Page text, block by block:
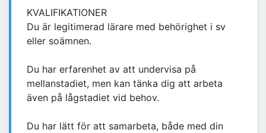
KVALIFIKATIONER
Du är legitimerad lärare med behörighet i sv
eller soämnen.
Du har erfarenhet av att undervisa på
mellanstadiet, men kan tänka dig att arbeta
även på lågstadiet vid behov.
Du har lätt för att samarbeta, både med din